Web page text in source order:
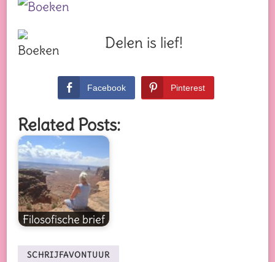
Delen is lief!
Facebook Pinterest
Related Posts:
Filosofische brief
SCHRIJFAVONTUUR